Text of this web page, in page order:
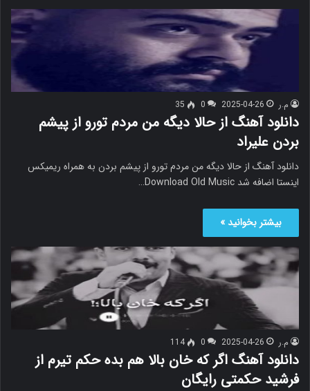
م.ر 2025-04-26
0
35
دانلود آهنگ از حالا دیگه من مردم تورو از پیشم
بردن علیراد
دانلود آهنگ از حالا دیگه من مردم تورو از پیشم بردن به همراه ریمیکس
اینستا اضافه شد Download Old Music…
بیشتر بخوانید »
م.ر 2025-04-26
0
114
دانلود آهنگ اگر که خان بالا هم بده حکم تیرم از
فرشید حکمتی رایگان